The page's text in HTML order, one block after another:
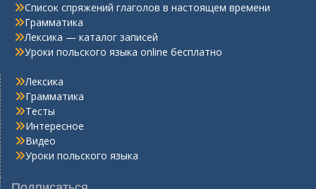
Список спряжений глаголов в настоящем времени
Грамматика
Лексика — каталог записей
Уроки польского языка online бесплатно
Лексика
Грамматика
Тесты
Интересное
Видео
Уроки польского языка